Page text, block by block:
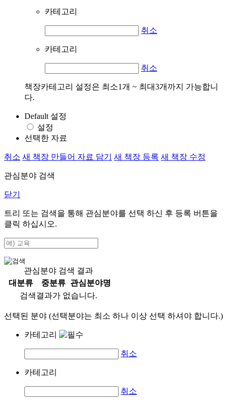
카테고리
취소
카테고리
취소
책장카테고리 설정은 최소1개 ~ 최대3개까지 가능합니
다.
Default 설정
설정
선택한 자료
취소 새 책장 만들어 자료 담기 새 책장 등록 새 책장 수정
관심분야 검색
닫기
트리 또는 검색을 통해 관심분야를 선택 하신 후 등록 버튼을
클릭 하십시오.
관심분야 검색 결과
대분류
중분류
관심분야명
검색결과가 없습니다.
선택된 분야 (선택분야는 최소 하나 이상 선택 하셔야 합니다.)
카테고리
취소
카테고리
취소